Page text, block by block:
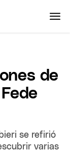
de
se refirió
varias